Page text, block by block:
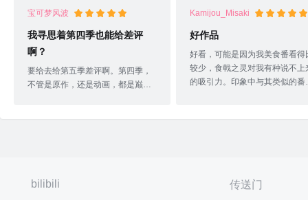
宝可梦风波
我寻思着第四季也能给差评
啊？
要给去给第五季差评啊。第四季，
不管是原作，还是动画，都是巅峰
碾压，勉强获胜就是勉强。你要说
Kamijou_Misaki
好作品
好看，可能是因为我美食番看得
较少，食戟之灵对我有种说不上
的吸引力。印象中与其类似的番
作为美食番不仅能让我有食欲，
且能让我有亲自动手下厨的欲望
bilibili 传送门